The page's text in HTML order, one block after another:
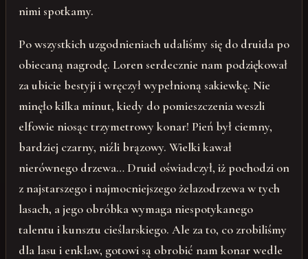
nimi spotkamy.
Po wszystkich uzgodnieniach udaliśmy się do druida po
obiecaną nagrodę. Loren serdecznie nam podziękował
za ubicie bestyji i wręczył wypełnioną sakiewkę. Nie
minęło kilka minut, kiedy do pomieszczenia weszli
elfowie niosąc trzymetrowy konar! Pień był ciemny,
bardziej czarny, niźli brązowy. Wielki kawał
nierównego drzewa… Druid oświadczył, iż pochodzi on
z najstarszego i najmocniejszego żelazodrzewa w tych
lasach, a jego obróbka wymaga niespotykanego
talentu i kunsztu cieślarskiego. Ale za to, co zrobiliśmy
dla lasu i enklaw, gotowi są obrobić nam konar wedle